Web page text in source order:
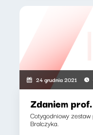
24 grudnia 2021
Zdaniem
Cotygodniowy
Bralczyka.